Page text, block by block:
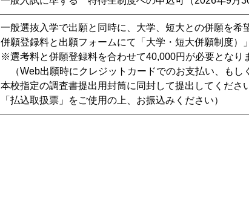
一般選抜入学で出願と同時に、大学、短大との併願を希
併願登録料と出願フォームにて「大学・短大併願制度）
※選考料と併願登録料を合わせて40,000円が必要となり
（Web出願時にクレジットカードでのお支払い、もし
本校指定の調査書提出用封筒に同封して提出してくだ
「払込取扱票」をご使用の上、お振込みください）